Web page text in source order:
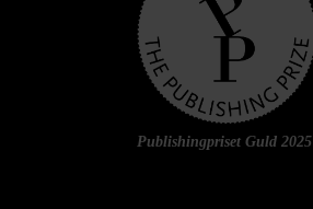
Publishingpriset Guld 2025